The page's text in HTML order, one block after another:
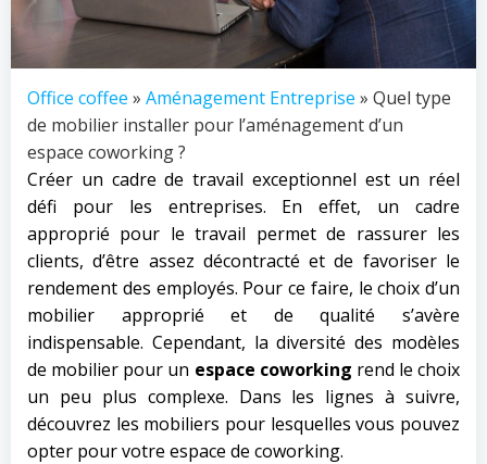
Office coffee » Aménagement Entreprise » Quel type
de mobilier installer pour l’aménagement d’un
espace coworking ?
Créer un cadre de travail exceptionnel est un réel
défi pour les entreprises. En effet, un cadre
approprié pour le travail permet de rassurer les
clients, d’être assez décontracté et de favoriser le
rendement des employés. Pour ce faire, le choix d’un
mobilier approprié et de qualité s’avère
indispensable. Cependant, la diversité des modèles
de mobilier pour un espace coworking rend le choix
un peu plus complexe. Dans les lignes à suivre,
découvrez les mobiliers pour lesquelles vous pouvez
opter pour votre espace de coworking.